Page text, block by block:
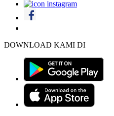
DOWNLOAD KAMI DI